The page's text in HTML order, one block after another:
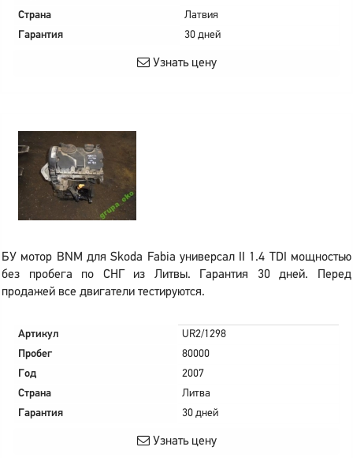
Страна
Латвия
Гарантия
30 дней
Узнать цену
БУ мотор BNM для Skoda Fabia универсал II 1.4 TDI мощностью
без пробега по СНГ из Литвы. Гарантия 30 дней. Перед
продажей все двигатели тестируются.
Артикул
UR2/1298
Пробег
80000
Год
2007
Страна
Литва
Гарантия
30 дней
Узнать цену